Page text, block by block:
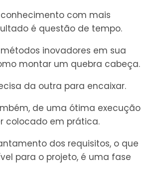
com mais
é questão de tempo.
inovadores em sua
montar um quebra cabeça.
da outra para encaixar.
de uma ótima execução
colocado em prática.
dos requisitos, o que
para o projeto, é uma fase